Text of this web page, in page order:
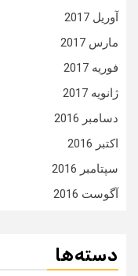
آوریل 2017
مارس 2017
فوریه 2017
ژانویه 2017
دسامبر 2016
اکتبر 2016
سپتامبر 2016
آگوست 2016
دسته‌ها